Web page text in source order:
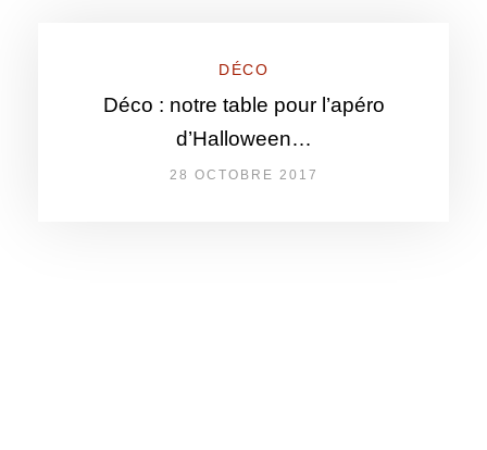
DÉCO
Déco : notre table pour l’apéro
d’Halloween…
28 OCTOBRE 2017